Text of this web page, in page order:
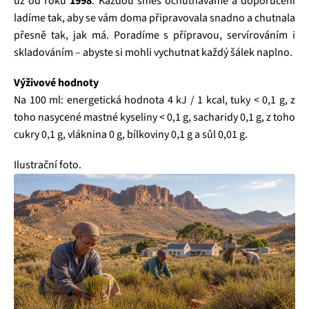
ladíme tak, aby se vám doma připravovala snadno a chutnala
přesně tak, jak má. Poradíme s přípravou, servírováním i
skladováním – abyste si mohli vychutnat každý šálek naplno.
Výživové hodnoty
Na 100 ml: energetická hodnota 4 kJ / 1 kcal, tuky < 0,1 g, z
toho nasycené mastné kyseliny < 0,1 g, sacharidy 0,1 g, z toho
cukry 0,1 g, vláknina 0 g, bílkoviny 0,1 g a sůl 0,01 g.
Ilustrační foto.